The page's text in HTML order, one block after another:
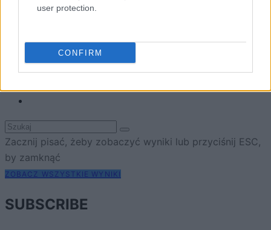
user protection.
CONFIRM
Obserwuj nas
Zacznij pisać, żeby zobaczyć wyniki lub przyciśnij ESC,
by zamknąć
ZOBACZ WSZYSTKIE WYNIKI
SUBSCRIBE